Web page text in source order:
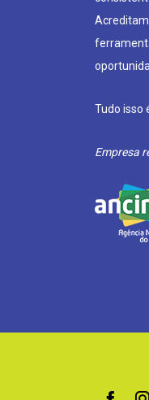
Tudo isso
Empresa